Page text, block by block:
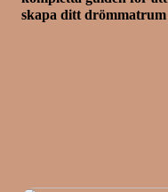
skapa ditt drömmatrum